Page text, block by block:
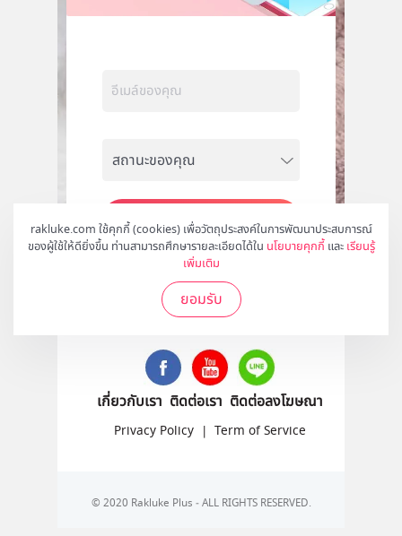
rakluke.com ใช้คุกกี้ (cookies) เพื่อวัตถุประสงค์ในการพัฒนาประสบการณ์
ของผู้ใช้ให้ดียิ่งขึ้น ท่านสามารถศึกษารายละเอียดได้ใน นโยบายคุกกี้ และ เรียนรู้
เพิ่มเติม
ยอมรับ
สมัคร
ติดตามเราได้ที่
เกี่ยวกับเรา ติดต่อเรา ติดต่อลงโฆษณา
Privacy Policy | Term of Service
© 2020 Rakluke Plus - ALL RIGHTS RESERVED.